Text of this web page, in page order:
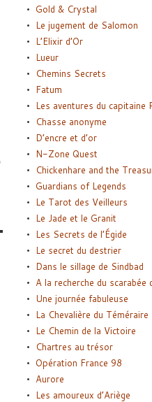
Gold & Crystal
Le jugement de Salomon
L’Elixir d’Or
Lueur
Chemins Secrets
Fatum
Les aventures du capitaine
Chasse anonyme
D’encre et d’or
N-Zone Quest
Chickenhare and the
Guardians of Legends
Le Tarot des Veilleurs
Le Jade et le Granit
Les Secrets de l’Égide
Le secret du destrier
Dans le sillage de Sindbad
A la recherche du scarabée
Une journée fabuleuse
La Chevalière du Téméraire
Le Chemin de la Victoire
Chartres au trésor
Opération France 98
Aurore
Les amoureux d’Ariège